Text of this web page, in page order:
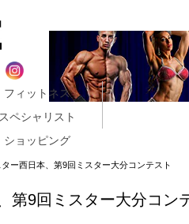
フィットネス
スペシャリスト
ショッピング
ー西日本、第9回ミスター大分コンテスト
第9回ミスター大分コン